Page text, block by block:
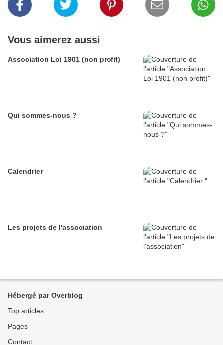
Vous aimerez aussi
Association Loi 1901 (non profit)
Qui sommes-nous ?
Calendrier
Les projets de l'association
Hébergé par Overblog
Top articles
Pages
Contact